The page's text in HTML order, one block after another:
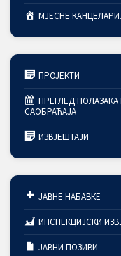
МЈЕСНЕ
ПРОЈЕКТИ
ПРЕГЛЕД
САОБРАЋАЈА
ИЗВЈЕШТАЈИ
ЈАВНЕ НАБАВКЕ
ИНСПЕКЦИЈСКИ
ЈАВНИ ПОЗИВИ